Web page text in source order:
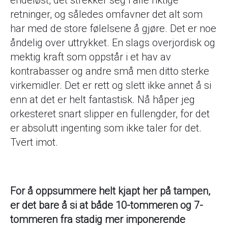
retninger, og således omfavner det alt som
har med de store følelsene å gjøre. Det er noe
åndelig over uttrykket. En slags overjordisk og
mektig kraft som oppstår i et hav av
kontrabasser og andre små men ditto sterke
virkemidler. Det er rett og slett ikke annet å si
enn at det er helt fantastisk. Nå håper jeg
orkesteret snart slipper en fullengder, for det
er absolutt ingenting som ikke taler for det.
Tvert imot.
For å oppsummere helt kjapt her på tampen,
er det bare å si at både 10-tommeren og 7-
tommeren fra stadig mer imponerende